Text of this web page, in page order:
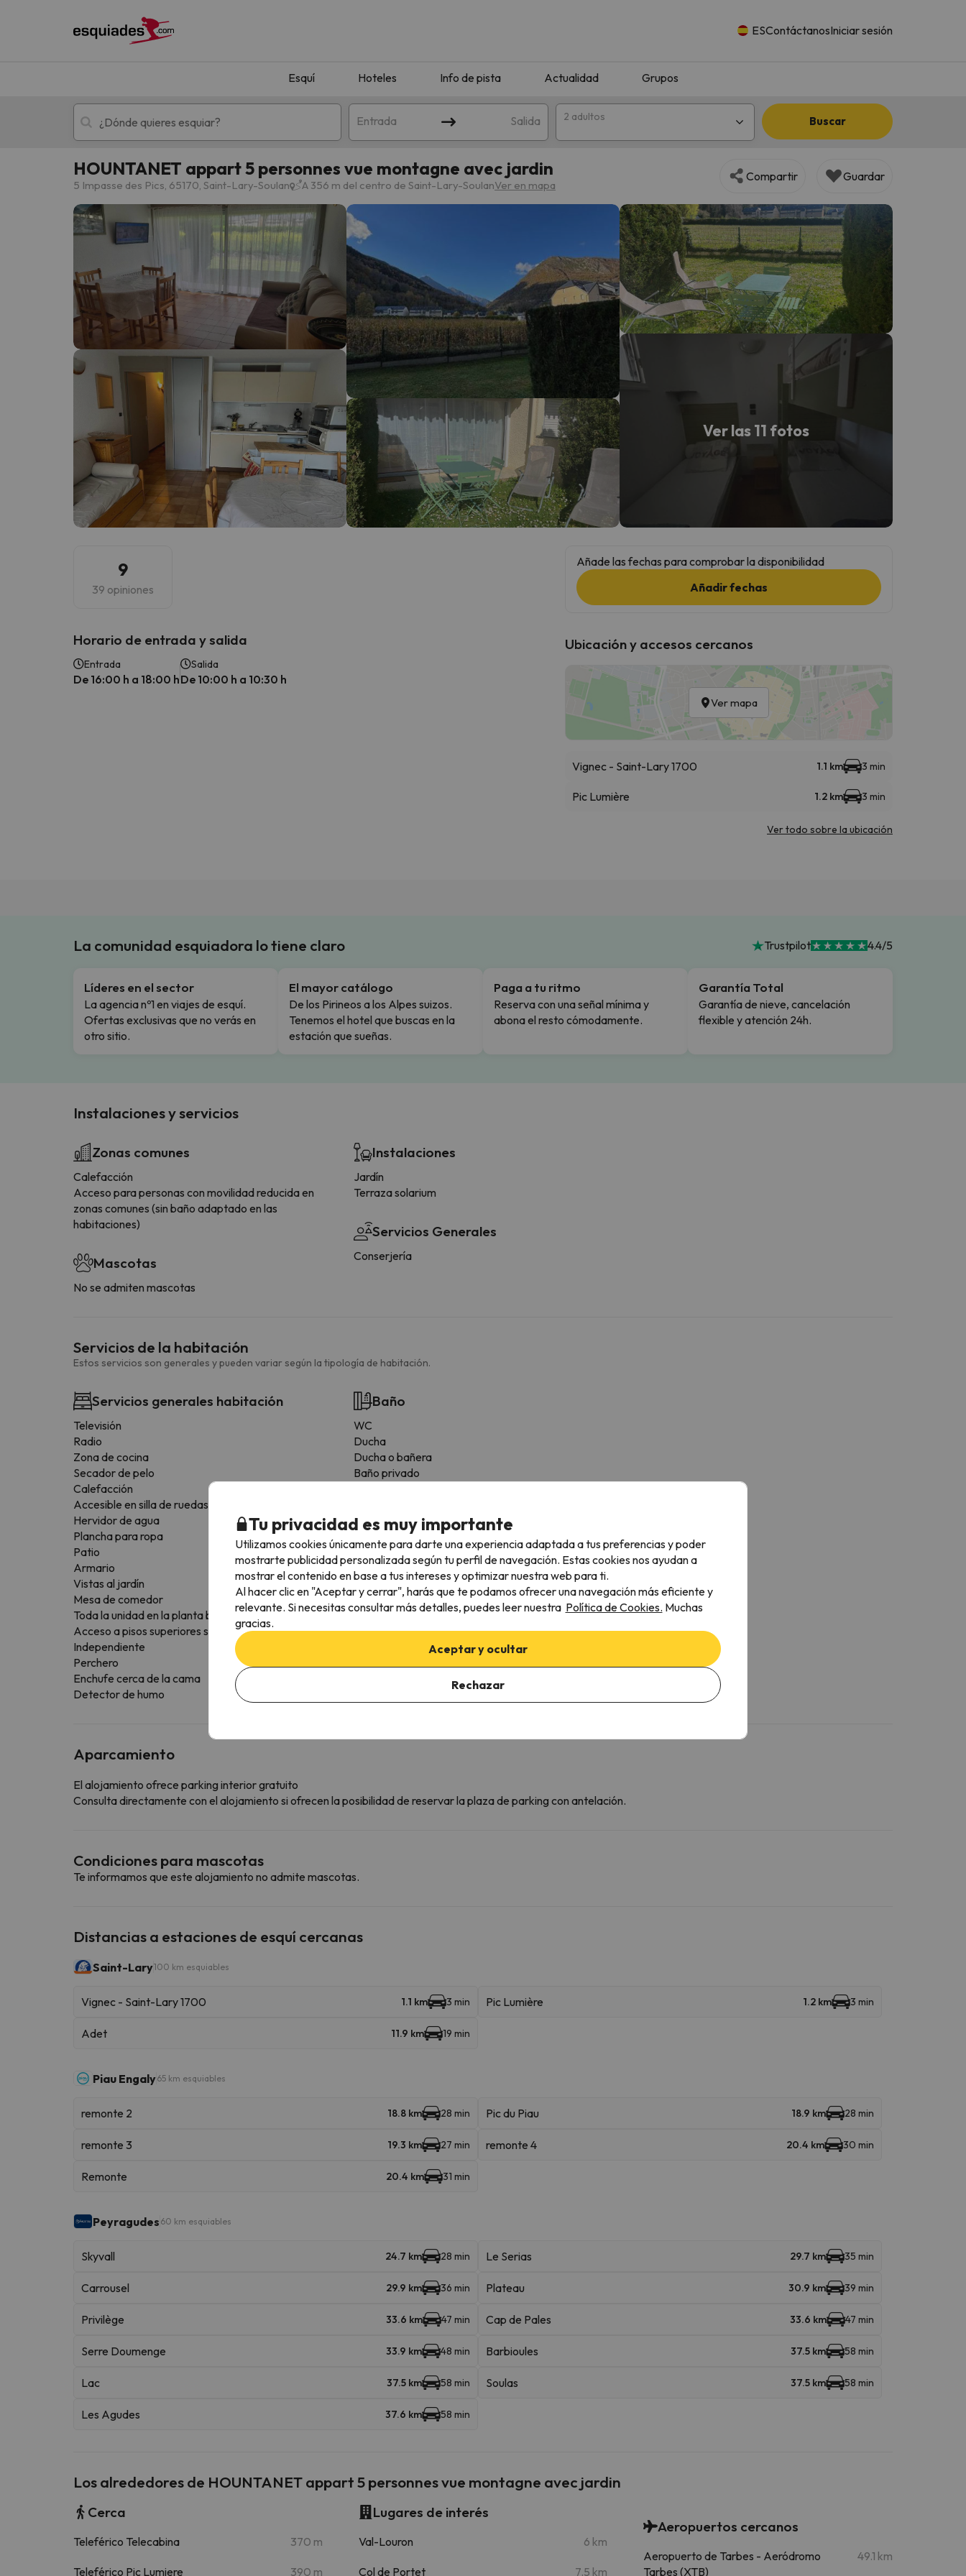
ESContáctanosIniciar sesión
Esquí Hoteles Info de pista Actualidad Grupos
Entrada Salida 2 adultos Buscar
Esquí Escapadas
¡Vaya! No hemos encontrado ningún resultado que coincida con tu búsqueda. Prueba a modificar el destino.
¡Vaya! Parece que nuestro buscador ha perdido el norte. En cuanto encuentre su brújula vuelve.
HOUNTANET appart 5 personnes vue montagne avec jardin
5 Impasse des Pics, 65170, Saint-Lary-Soulan A 356 m del centro de Saint-Lary-SoulanVer en mapa
Compartir Guardar
Ver las 11 fotos
9
39 opiniones
Horario de entrada y salida
Entrada
De 16:00 h a 18:00 h
Salida
De 10:00 h a 10:30 h
Añade las fechas para comprobar la disponibilidad
Añadir fechas
Ubicación y accesos cercanos
Ver mapa
Vignec - Saint-Lary 1700 1.1 km 3 min
Pic Lumière 1.2 km 3 min
Ver todo sobre la ubicación
La comunidad esquiadora lo tiene claro Trustpilot 4.4/5
Líderes en el sector
La agencia nº1 en viajes de esquí.
Ofertas exclusivas que no verás en
otro sitio.
El mayor catálogo
De los Pirineos a los Alpes suizos.
Tenemos el hotel que buscas en la
estación que sueñas.
Paga a tu ritmo
Reserva con una señal mínima y
abona el resto cómodamente.
Garantía Total
Garantía de nieve, cancelación
flexible y atención 24h.
Instalaciones y servicios
Zonas comunes
Calefacción
Acceso para personas con movilidad reducida en
zonas comunes (sin baño adaptado en las
habitaciones)
Mascotas
No se admiten mascotas
Instalaciones
Jardín
Terraza solarium
Servicios Generales
Conserjería
Servicios de la habitación
Estos servicios son generales y pueden variar según la tipología de habitación.
Servicios generales habitación
Televisión
Radio
Zona de cocina
Secador de pelo
Calefacción
Accesible en silla de ruedas
Hervidor de agua
Plancha para ropa
Patio
Armario
Vistas al jardín
Mesa de comedor
Toda la unidad en la planta baja
Acceso a pisos superiores solo mediante escaleras
Independiente
Perchero
Enchufe cerca de la cama
Detector de humo
Baño
WC
Ducha
Ducha o bañera
Baño privado
Horno
Nevera
Cafetera
Microondas
Tendedero
Tostadora
Utensilios de cocina
Aparcamiento
El alojamiento ofrece parking interior gratuito
Consulta directamente con el alojamiento si ofrecen la posibilidad de reservar la plaza de parking con antelación.
Condiciones para mascotas
Te informamos que este alojamiento no admite mascotas.
Distancias a estaciones de esquí cercanas
Saint-Lary100 km esquiables
Vignec - Saint-Lary 1700 1.1 km 3 min Pic Lumière 1.2 km 3 min
Adet 11.9 km 19 min
Piau Engaly65 km esquiables
remonte 2 18.8 km 28 min Pic du Piau 18.9 km 28 min
remonte 3 19.3 km 27 min remonte 4 20.4 km 30 min
Remonte 20.4 km 31 min
Peyragudes 60 km esquiables
Skyvall 24.7 km 28 min Le Serias 29.7 km 35 min
Carrousel 29.9 km 36 min Plateau 30.9 km 39 min
Privilège 33.6 km 47 min Cap de Pales 33.6 km 47 min
Serre Doumenge 33.9 km 48 min Barbioules 37.5 km 58 min
Lac 37.5 km 58 min Soulas 37.5 km 58 min
Les Agudes 37.6 km 58 min
Los alrededores de HOUNTANET appart 5 personnes vue montagne avec jardin
Cerca
Teleférico Telecabina 370 m
Teleférico Pic Lumiere 390 m
Lugares de interés
Val-Louron 6 km
Col de Portet 7.5 km
Aeropuertos cercanos
Aeropuerto de Tarbes - Aeródromo
Tarbes (XTB)
49.1 km
Tu privacidad es muy importante
Utilizamos cookies únicamente para darte una experiencia adaptada a tus preferencias y poder
mostrarte publicidad personalizada según tu perfil de navegación. Estas cookies nos ayudan a
mostrar el contenido en base a tus intereses y optimizar nuestra web para ti.
Al hacer clic en "Aceptar y cerrar", harás que te podamos ofrecer una navegación más eficiente y
relevante. Si necesitas consultar más detalles, puedes leer nuestra Política de Cookies. Muchas
gracias.
Aceptar y ocultar
Rechazar